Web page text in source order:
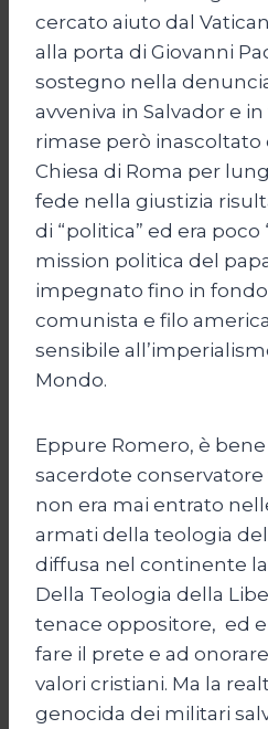
cercato aiuto dal
alla porta di Giovanni
sostegno nella
avveniva in Salvador e
rimase però inascoltato
Chiesa di Roma per
fede nella giustizia
di “politica” ed era poco
mission politica del
impegnato fino in
comunista e filo
sensibile
Mondo.
Eppure Romero, è
sacerdote conservatore
non era mai entrato
armati della teologia
diffusa nel continente
Della Teologia della
tenace oppositore, ed
fare il prete e ad
valori cristiani. Ma la
genocida dei militari